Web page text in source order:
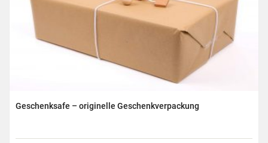
Geschenksafe – originelle Geschenkverpackung